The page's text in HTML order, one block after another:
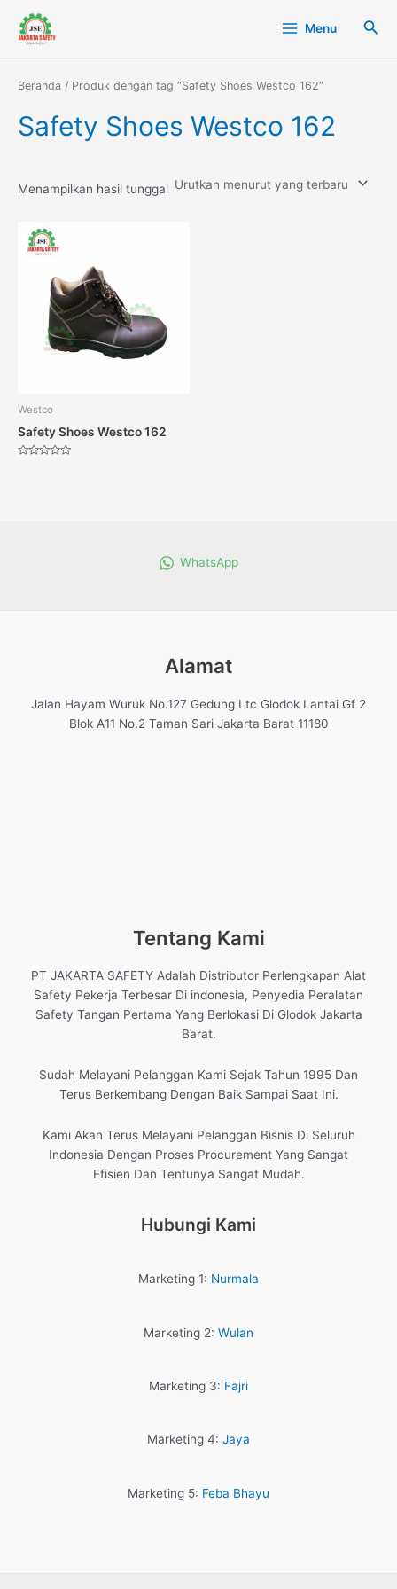
konten
Menu Cari
Beranda / Produk dengan tag “Safety Shoes Westco 162”
Safety Shoes Westco 162
Menampilkan hasil tunggal
Westco
Safety Shoes Westco 162
WhatsApp
Alamat
Jalan Hayam Wuruk No.127 Gedung Ltc Glodok Lantai Gf 2
Blok A11 No.2 Taman Sari Jakarta Barat 11180
Tentang Kami
PT JAKARTA SAFETY Adalah Distributor Perlengkapan Alat
Safety Pekerja Terbesar Di indonesia, Penyedia Peralatan
Safety Tangan Pertama Yang Berlokasi Di Glodok Jakarta
Barat.
Sudah Melayani Pelanggan Kami Sejak Tahun 1995 Dan
Terus Berkembang Dengan Baik Sampai Saat Ini.
Kami Akan Terus Melayani Pelanggan Bisnis Di Seluruh
Indonesia Dengan Proses Procurement Yang Sangat
Efisien Dan Tentunya Sangat Mudah.
Hubungi Kami
Marketing 1: Nurmala
Marketing 2: Wulan
Marketing 3: Fajri
Marketing 4: Jaya
Marketing 5: Feba Bhayu